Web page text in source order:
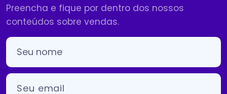
Preencha e fique por dentro dos nossos
conteúdos sobre vendas.